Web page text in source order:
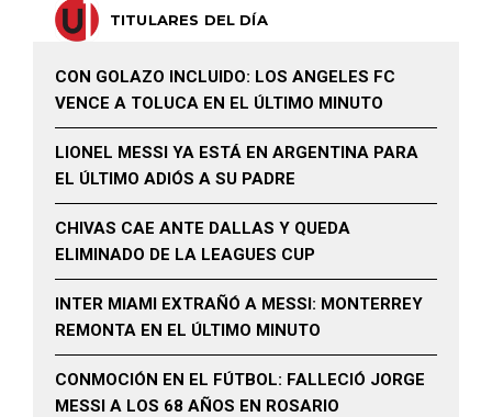
TITULARES DEL DÍA
CON GOLAZO INCLUIDO: LOS ANGELES FC
VENCE A TOLUCA EN EL ÚLTIMO MINUTO
LIONEL MESSI YA ESTÁ EN ARGENTINA PARA
EL ÚLTIMO ADIÓS A SU PADRE
CHIVAS CAE ANTE DALLAS Y QUEDA
ELIMINADO DE LA LEAGUES CUP
INTER MIAMI EXTRAÑÓ A MESSI: MONTERREY
REMONTA EN EL ÚLTIMO MINUTO
CONMOCIÓN EN EL FÚTBOL: FALLECIÓ JORGE
MESSI A LOS 68 AÑOS EN ROSARIO